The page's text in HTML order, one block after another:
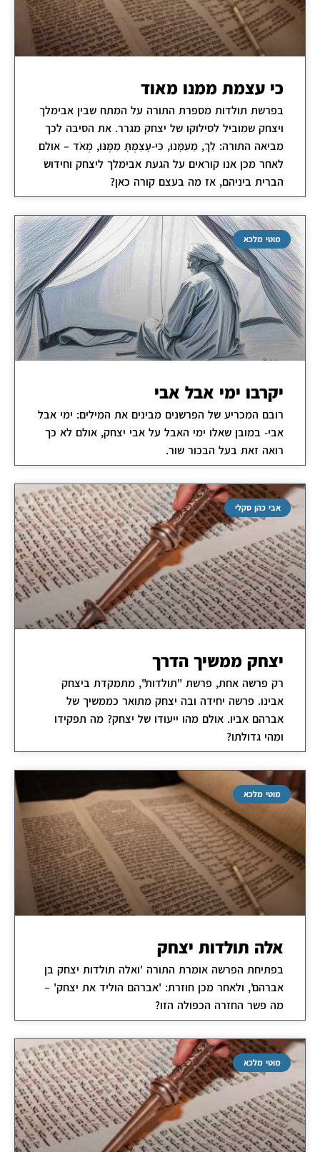
כי עצמת ממנו מאוד
בפרשת תולדות מספרת התורה על המתח שבין אבימלך
ויצחק שמוביל לסילוקו של יצחק מגרר. את הסיבה לכך
מביאה התורה: לֵךְ, מֵעִמָּנוּ, כִּי-עָצַמְתָּ מִמֶּנּוּ, מְאֹד – אולם
לאחר מכן אנו קוראים על הגעת אבימלך ליצחק וחידוש
הברית ביניהם, אז מה בעצם קורה כאן?
מוטי מלכא
יקרבו ימי אבל אבי
רובם המכריע של הפרשנים מבינים את המילים: ימי אבל
אבי- במובן שאלו ימי האבל על אבי יצחק, אולם לא כך
רואה זאת בעל הבכור שור.
אבי כהן סקלי
יצחק ממשיך הדרך
רק פרשה אחת, פרשת "תולדות", מתמקדת ביצחק
אבינו. פרשה יחידה ובה יצחק מתואר כממשיך של
אברהם אביו. אולם מהו ייעודו של יצחק? מה תפקידו
ומהי גדולתו?
מוטי מלכא
אלה תולדות יצחק
בפתיחת הפרשה אומרת התורה 'ואלה תולדות יצחק בן
אברהם', ולאחר מכן חוזרת: 'אברהם הוליד את יצחק' –
מה פשר החזרה הכפולה הזו?
מוטי מלכא